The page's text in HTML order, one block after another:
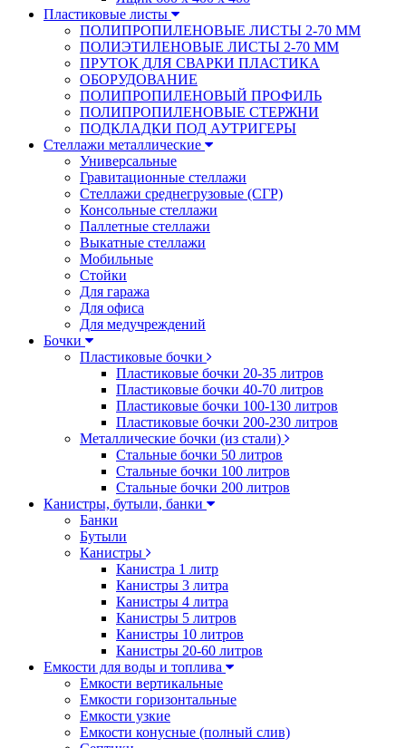
Пластиковые листы
ПОЛИПРОПИЛЕНОВЫЕ ЛИСТЫ 2-70 ММ
ПОЛИЭТИЛЕНОВЫЕ ЛИСТЫ 2-70 ММ
ПРУТОК ДЛЯ СВАРКИ ПЛАСТИКА
ОБОРУДОВАНИЕ
ПОЛИПРОПИЛЕНОВЫЙ ПРОФИЛЬ
ПОЛИПРОПИЛЕНОВЫЕ СТЕРЖНИ
ПОДКЛАДКИ ПОД АУТРИГЕРЫ
Стеллажи металлические
Универсальные
Гравитационные стеллажи
Стеллажи среднегрузовые (СГР)
Консольные стеллажи
Паллетные стеллажи
Выкатные стеллажи
Мобильные
Стойки
Для гаража
Для офиса
Для медучреждений
Бочки
Пластиковые бочки
Пластиковые бочки 20-35 литров
Пластиковые бочки 40-70 литров
Пластиковые бочки 100-130 литров
Пластиковые бочки 200-230 литров
Металлические бочки (из стали)
Стальные бочки 50 литров
Стальные бочки 100 литров
Стальные бочки 200 литров
Канистры, бутыли, банки
Банки
Бутыли
Канистры
Канистра 1 литр
Канистры 3 литра
Канистры 4 литра
Канистры 5 литров
Канистры 10 литров
Канистры 20-60 литров
Емкости для воды и топлива
Емкости вертикальные
Емкости горизонтальные
Емкости узкие
Емкости конусные (полный слив)